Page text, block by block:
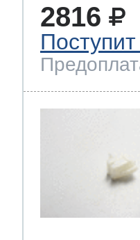
2816